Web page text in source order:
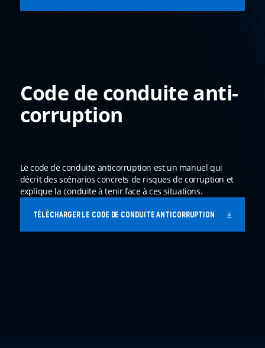
Code de conduite anti-
corruption
Le code de conduite anticorruption est un manuel qui
décrit des scénarios concrets de risques de corruption et
explique la conduite à tenir face à ces situations.
TÉLÉCHARGER LE CODE DE CONDUITE ANTICORRUPTION